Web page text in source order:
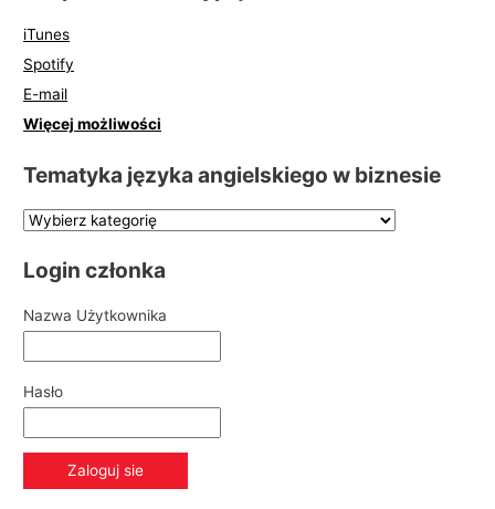
iTunes
Spotify
E-mail
Więcej możliwości
Tematyka języka angielskiego w biznesie
Login członka
Nazwa Użytkownika
Hasło